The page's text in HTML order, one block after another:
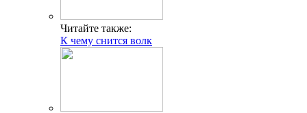
Читайте также:
К чему снится волк